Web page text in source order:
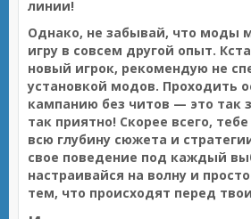
линии!
Однако, не забывай, что моды
игру в совсем другой опыт.
новый игрок, рекомендую не
установкой модов. Проходить
кампанию без читов — это так
так приятно! Скорее всего,
всю глубину сюжета и
свое поведение под каждый
настраивайся на волну и
тем, что происходят перед